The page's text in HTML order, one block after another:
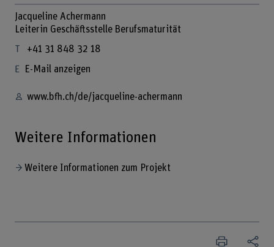
Jacqueline Achermann
Leiterin Geschäftsstelle Berufsmaturität
+41 31 848 32 18
E-Mail anzeigen
www.bfh.ch/de/jacqueline-achermann
Weitere Informationen
Weitere Informationen zum Projekt